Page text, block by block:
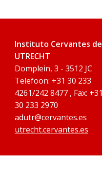
Instituto Cervantes de
UTRECHT
Domplein, 3 - 3512 JC
Telefoon: +31 30 233
4261/242 8477 , Fax: +31
30 233 2970
adutr@cervantes.es
utrecht.cervantes.es